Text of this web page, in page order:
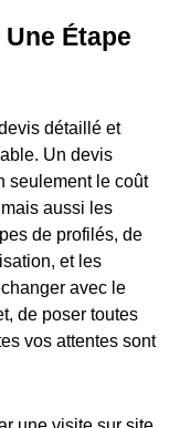
Étape
détaillé et
Un devis
seulement le coût
aussi les
de profilés, de
et les
avec le
de poser toutes
vos attentes sont